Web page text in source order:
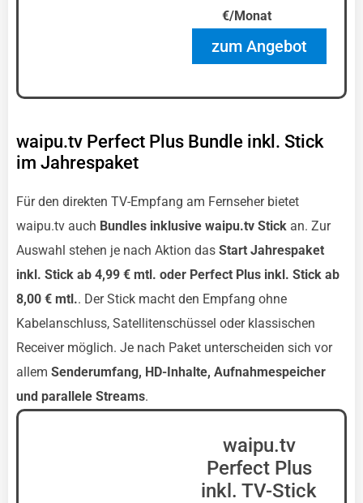
€/Monat
zum Angebot
waipu.tv Perfect Plus Bundle inkl. Stick
im Jahrespaket
Für den direkten TV-Empfang am Fernseher bietet
waipu.tv auch Bundles inklusive waipu.tv Stick an. Zur
Auswahl stehen je nach Aktion das Start Jahrespaket
inkl. Stick ab 4,99 € mtl. oder Perfect Plus inkl. Stick ab
8,00 € mtl.. Der Stick macht den Empfang ohne
Kabelanschluss, Satellitenschüssel oder klassischen
Receiver möglich. Je nach Paket unterscheiden sich vor
allem Senderumfang, HD-Inhalte, Aufnahmespeicher
und parallele Streams.
waipu.tv
Perfect Plus
inkl. TV-Stick